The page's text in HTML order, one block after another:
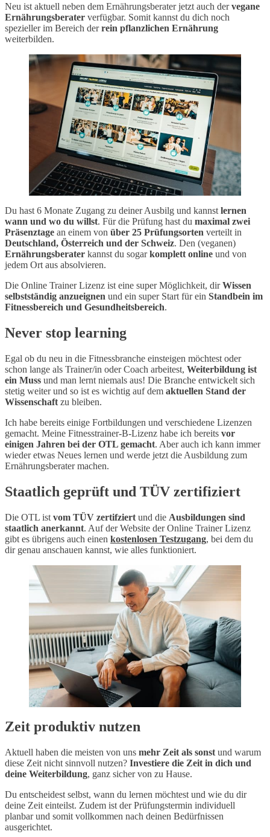
Neu ist aktuell neben dem Ernährungsberater jetzt auch dervegane
Ernährungsberater verfügbar. Somit kannst du dich noch
spezieller im Bereich derrein pflanzlichen Ernährung
weiterbilden.
Du hast 6 Monate Zugang zu deiner Ausbilg und kannst lernen
wann und wo du willst. Für die Prüfung hast du maximal zwei
Präsenztage an einem von über 25 Prüfungsorten verteilt in
Deutschland, Österreich und der Schweiz. Den (veganen)
Ernährungsberater kannst du sogarkomplett online und von
jedem Ort aus absolvieren.
Die Online Trainer Lizenz ist eine super Möglichkeit, dirWissen
selbstständig anzueignen und ein super Start für ein Standbein im
Fitnessbereich und Gesundheitsbereich.
Never stop learning
Egal ob du neu in die Fitnessbranche einsteigen möchtest oder
schon lange als Trainer/in oder Coach arbeitest, Weiterbildung ist
ein Muss und man lernt niemals aus! Die Branche entwickelt sich
stetig weiter und so ist es wichtig auf dem aktuellen Stand der
Wissenschaft zu bleiben.
Ich habe bereits einige Fortbildungen und verschiedene Lizenzen
gemacht. Meine Fitnesstrainer-B-Lizenz habe ich bereits vor
einigen Jahren bei der OTL gemacht. Aber auch ich kann immer
wieder etwas Neues lernen und werde jetzt die Ausbildung zum
Ernährungsberater machen.
Staatlich geprüft und TÜV zertifiziert
Die OTL ist vom TÜV zertifziert und die Ausbildungen sind
staatlich anerkannt. Auf der Website der Online Trainer Lizenz
gibt es übrigens auch einen kostenlosen Testzugang, bei dem du
dir genau anschauen kannst, wie alles funktioniert.
Zeit produktiv nutzen
Aktuell haben die meisten von uns mehr Zeit als sonst und warum
diese Zeit nicht sinnvoll nutzen? Investiere die Zeit in dich und
deine Weiterbildung, ganz sicher von zu Hause.
Du entscheidest selbst, wann du lernen möchtest und wie du dir
deine Zeit einteilst. Zudem ist der Prüfungstermin individuell
planbar und somit vollkommen nach deinen Bedürfnissen
ausgerichtet.